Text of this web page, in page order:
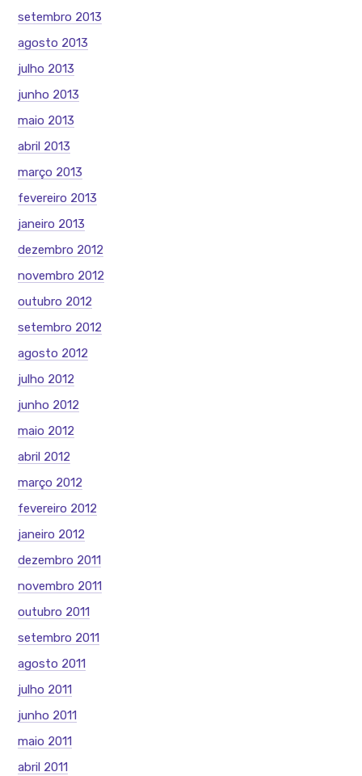
setembro 2013
agosto 2013
julho 2013
junho 2013
maio 2013
abril 2013
março 2013
fevereiro 2013
janeiro 2013
dezembro 2012
novembro 2012
outubro 2012
setembro 2012
agosto 2012
julho 2012
junho 2012
maio 2012
abril 2012
março 2012
fevereiro 2012
janeiro 2012
dezembro 2011
novembro 2011
outubro 2011
setembro 2011
agosto 2011
julho 2011
junho 2011
maio 2011
abril 2011